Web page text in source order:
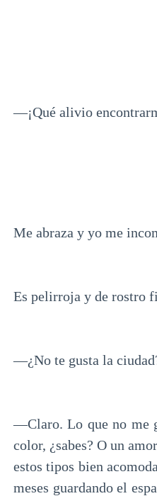
—¡Qué alivio
Me abraza y yo me
Es pelirroja y de rostro
—¿No te gusta la
—Claro. Lo que no me
color, ¿sabes? O un
estos tipos bien
meses guardando el